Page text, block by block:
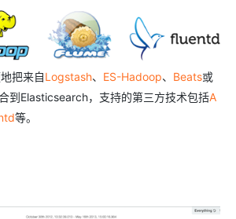
把来自Logstash、 ES-Hadoop、 Beats或
到Elasticsearch，支持的第三方技术包括A
等。